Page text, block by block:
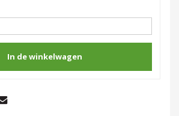
In de winkelwagen